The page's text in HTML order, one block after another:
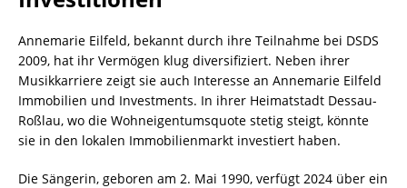
Annemarie Eilfeld, bekannt durch ihre Teilnahme bei DSDS
2009, hat ihr Vermögen klug diversifiziert. Neben ihrer
Musikkarriere zeigt sie auch Interesse an Annemarie Eilfeld
Immobilien und Investments. In ihrer Heimatstadt Dessau-
Roßlau, wo die Wohneigentumsquote stetig steigt, könnte
sie in den lokalen Immobilienmarkt investiert haben.
Die Sängerin, geboren am 2. Mai 1990, verfügt 2024 über ein